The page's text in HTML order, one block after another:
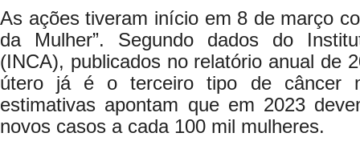
As ações tiveram início em 8 de março
da Mulher”. Segundo dados do
(INCA), publicados no relatório anual de
útero já é o terceiro tipo de câncer
estimativas apontam que em 2023
novos casos a cada 100 mil mulheres.